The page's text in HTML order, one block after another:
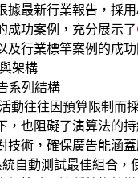
據最新行業報告，採
成功案例，充分展示了
及行業標竿案例的成
架構
系列結構
動往往因預算限制而
，也阻礙了演算法的
技術，確保廣告能涵
自動測試最佳組合